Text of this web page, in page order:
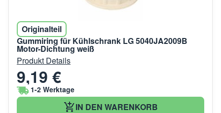
Originalteil
Gummiring für Kühlschrank LG 5040JA2009B
Motor-Dichtung weiß
Produkt Details
9,19 €
1-2 Werktage
IN DEN WARENKORB